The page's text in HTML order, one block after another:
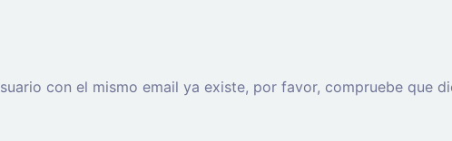
con el mismo email ya existe, por favor, compruebe que